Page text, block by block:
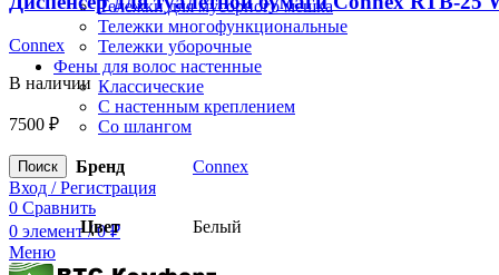
Тележки для мусорного мешка
Тележки многофункциональные
Тележки уборочные
Фены для волос настенные
Классические
С настенным креплением
Со шлангом
Поиск
Вход / Регистрация
0 Сравнить
0 элемент / 0₽
Меню
Connex
В наличии
7500 ₽
Бренд Connex
Цвет Белый